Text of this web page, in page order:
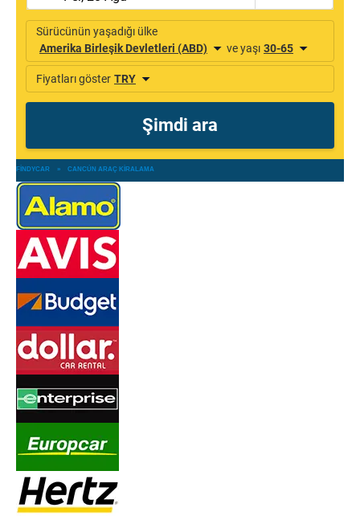
FINDYCAR » CANCÚN ARAÇ KIRALAMA